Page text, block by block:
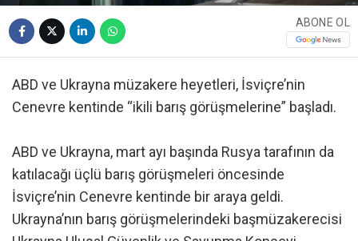
ABONE OL
ABD ve Ukrayna müzakere heyetleri, İsviçre’nin
Cenevre kentinde “ikili barış görüşmelerine” başladı.
ABD ve Ukrayna, mart ayı başında Rusya tarafının da
katılacağı üçlü barış görüşmeleri öncesinde
İsviçre’nin Cenevre kentinde bir araya geldi.
Ukrayna’nın barış görüşmelerindeki başmüzakerecisi